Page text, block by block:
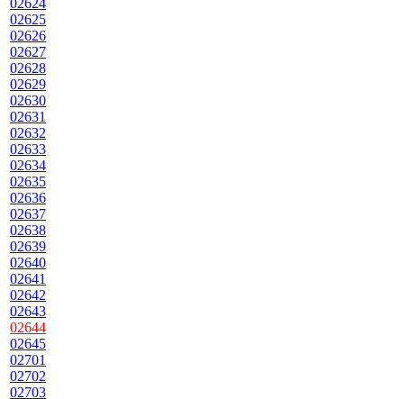
02624
02625
02626
02627
02628
02629
02630
02631
02632
02633
02634
02635
02636
02637
02638
02639
02640
02641
02642
02643
02644
02645
02701
02702
02703